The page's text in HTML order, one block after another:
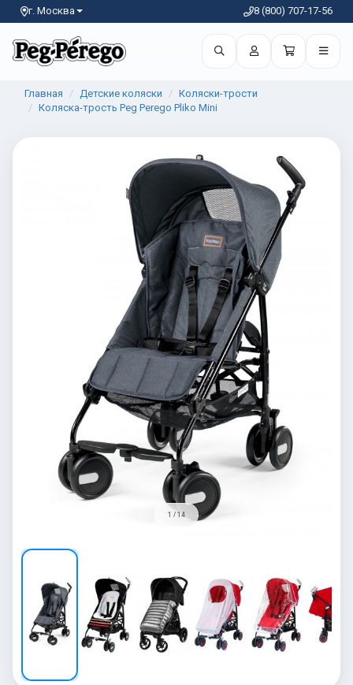
г. Москва 8 (800) 707-17-56
Главная Детские коляски
Коляски-трости
Коляска-трость Peg Perego Pliko Mini
1 / 14